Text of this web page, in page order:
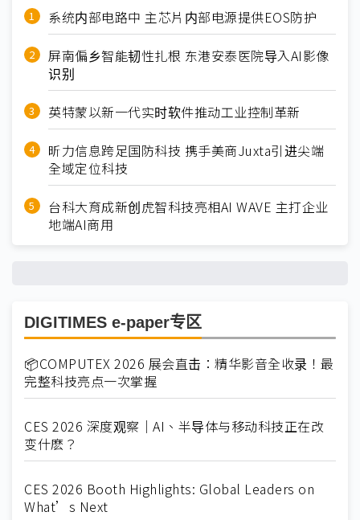
系统内部电路中 主芯片内部电源提供EOS防护
屏南偏乡智能韧性扎根 东港安泰医院导入AI影像
识别
英特蒙以新一代实时软件推动工业控制革新
昕力信息跨足国防科技 携手美商Juxta引进尖端
全域定位科技
台科大育成新创虎智科技亮相AI WAVE 主打企业
地端AI商用
DIGITIMES e-paper专区
📦COMPUTEX 2026 展会直击：精华影音全收录！最
完整科技亮点一次掌握
CES 2026 深度观察｜AI、半导体与移动科技正在改
变什麽？
CES 2026 Booth Highlights: Global Leaders on
What’s Next